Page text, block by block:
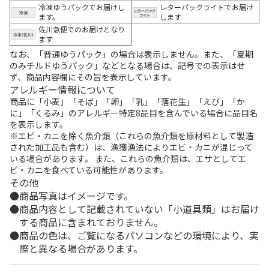
冷凍ゆうパックでお届けし
ます。
レターパックライトでお届け
します
佐川急便でのお届けとなり
ます
なお、「普通ゆうパック」の場合は表示しません。また、「夏期
のみチルドゆうパック」などとなる場合は、記号での表示はせ
ず、商品内容欄にその旨を表示しています。
アレルギー情報について
商品に「小麦」「そば」「卵」「乳」「落花生」「えび」「か
に」「くるみ」のアレルギー特定8品目を含んでいる場合に品目名
を表示します。
※エビ・カニを除く魚介類（これらの魚介類を原材料として製造
された加工品も含む）は、漁獲漁法によりエビ・カニが混じって
いる場合があります。 また、これらの魚介類は、エサとしてエ
ビ・カニを食べている可能性があります。
その他
商品写真はイメージです。
商品内容として記載されていない「小道具類」はお届け
する商品に含まれておりません。
商品の色は、ご覧になるパソコンなどの環境により、実
際と異なる場合があります。